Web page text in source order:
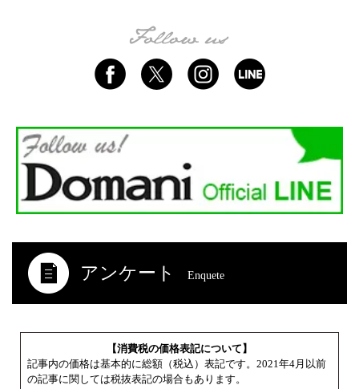
アンケート Enquete
【消費税の価格表記について】
記事内の価格は基本的に総額（税込）表記です。2021年4月以前
の記事に関しては税抜表記の場合もあります。